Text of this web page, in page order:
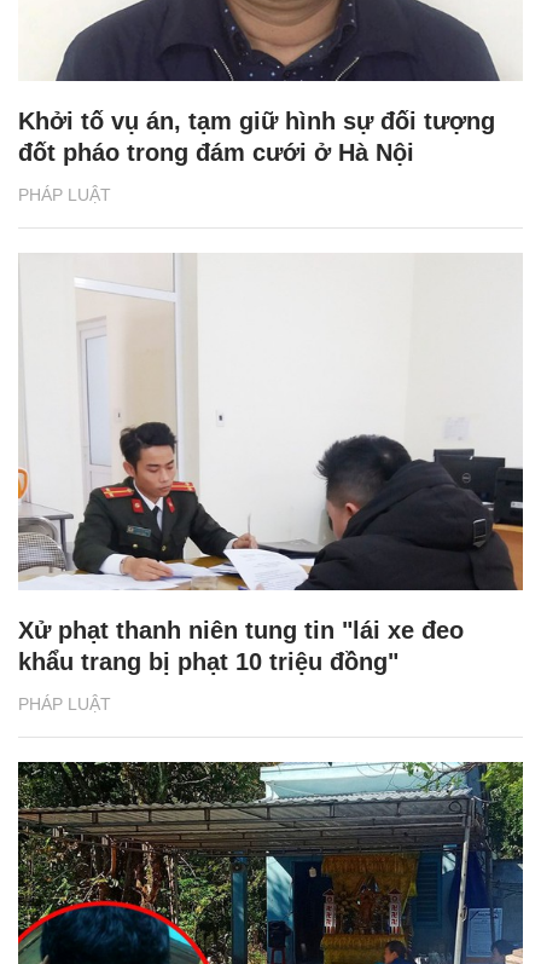
PHÁP LUẬT
Khởi tố vụ án, tạm giữ hình sự đối tượng
đốt pháo trong đám cưới ở Hà Nội
PHÁP LUẬT
Xử phạt thanh niên tung tin "lái xe đeo
khẩu trang bị phạt 10 triệu đồng"